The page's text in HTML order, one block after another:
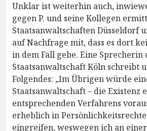
Unklar ist weiterhin auch,
gegen P. und seine Kollegen
Staatsanwaltschaften Düsseldorf
auf Nachfrage mit, dass es dort
in dem Fall gebe. Eine Sprecherin
Staatsanwaltschaft Köln schreibt
Folgendes: „Im Übrigen würde
Staatsanwaltschaft – die Existenz
entsprechenden Verfahrens
erheblich in
eingreifen, weswegen ich an einer